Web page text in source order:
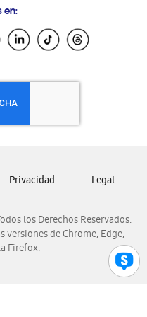
en:
los Derechos Reservados.
versiones de Chrome, Edge,
Firefox.
Privacidad Legal